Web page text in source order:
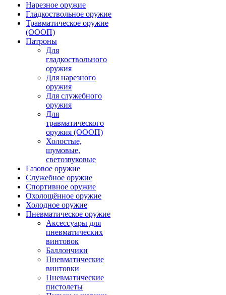
Нарезное оружие
Гладкоствольное оружие
Травматическое оружие
(ОООП)
Патроны
Для
гладкоствольного
оружия
Для нарезного
оружия
Для служебного
оружия
Для
травматического
оружия (ОООП)
Холостые,
шумовые,
светозвуковые
Газовое оружие
Служебное оружие
Спортивное оружие
Охолощённое оружие
Холодное оружие
Пневматическое оружие
Аксессуары для
пневматических
винтовок
Баллончики
Пневматические
винтовки
Пневматические
пистолеты